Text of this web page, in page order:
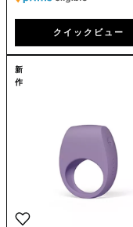
クイックビュー
Go to
新
作